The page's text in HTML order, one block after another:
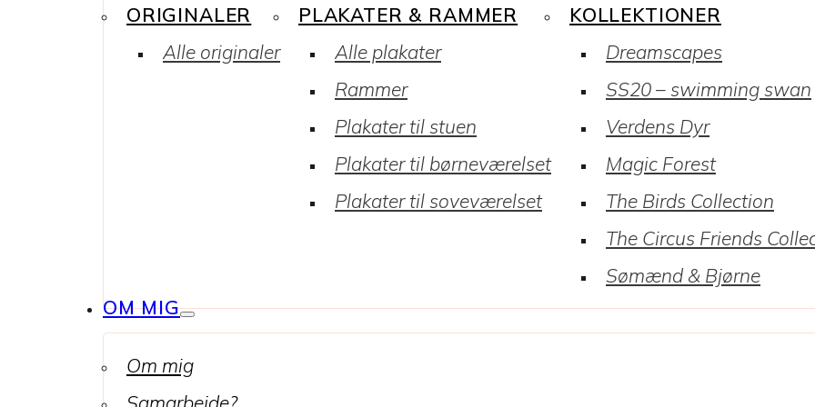
ORIGINALER
Alle originaler
PLAKATER & RAMMER
Alle plakater
Rammer
Plakater til stuen
Plakater til børneværelset
Plakater til soveværelset
KOLLEKTIONER
Dreamscapes
SS20 – swimming swan
Verdens Dyr
Magic Forest
The Birds Collection
The Circus Friends
Sømænd & Bjørne
OM MIG
Om mig